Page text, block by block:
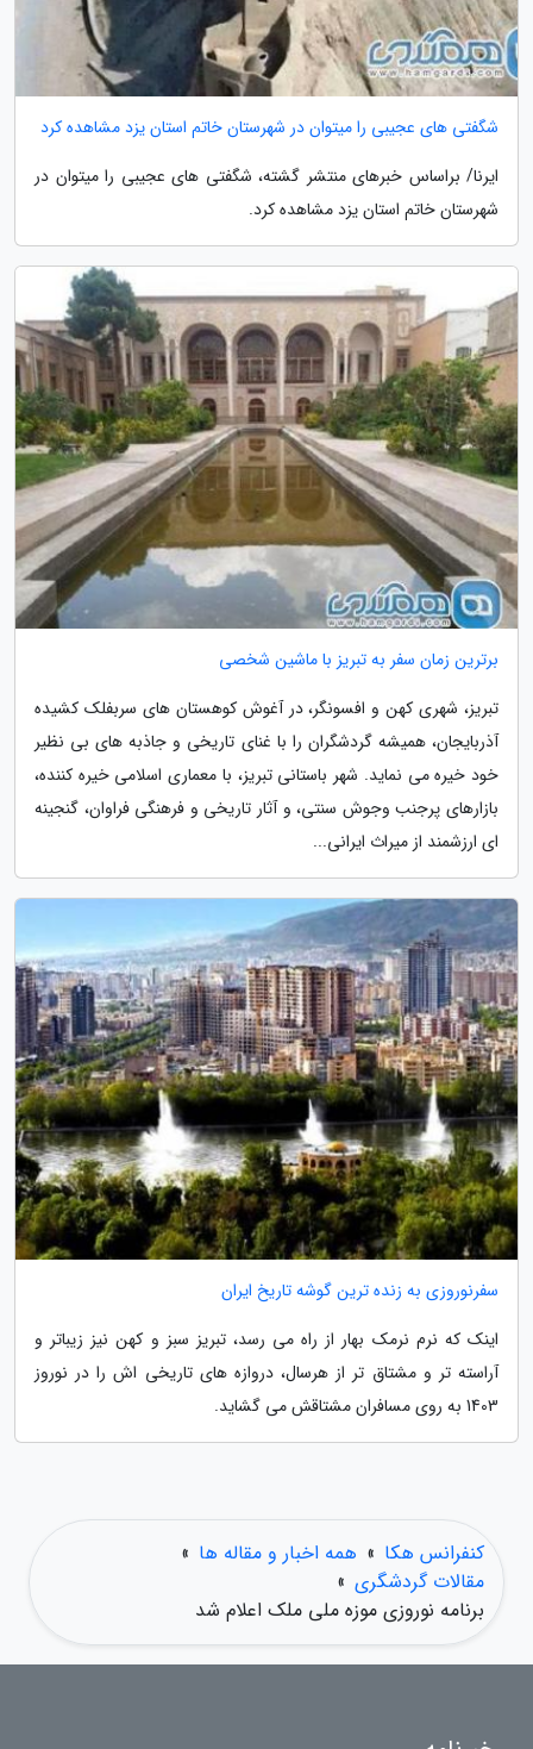
شگفتی های عجیبی را میتوان در شهرستان خاتم استان یزد مشاهده کرد
ایرنا/ براساس خبرهای منتشر گشته، شگفتی های عجیبی را میتوان در
شهرستان خاتم استان یزد مشاهده کرد.
برترین زمان سفر به تبریز با ماشین شخصی
تبریز، شهری کهن و افسونگر، در آغوش کوهستان های سربفلک کشیده
آذربایجان، همیشه گردشگران را با غنای تاریخی و جاذبه های بی نظیر
خود خیره می نماید. شهر باستانی تبریز، با معماری اسلامی خیره کننده،
بازارهای پرجنب وجوش سنتی، و آثار تاریخی و فرهنگی فراوان، گنجینه
ای ارزشمند از میراث ایرانی...
سفرنوروزی به زنده ترین گوشه تاریخ ایران
اینک که نرم نرمک بهار از راه می رسد، تبریز سبز و کهن نیز زیباتر و
آراسته تر و مشتاق تر از هرسال، دروازه های تاریخی اش را در نوروز
1403 به روی مسافران مشتاقش می گشاید.
کنفرانس هکا » همه اخبار و مقاله ها »
مقالات گردشگری »
برنامه نوروزی موزه ملی ملک اعلام شد